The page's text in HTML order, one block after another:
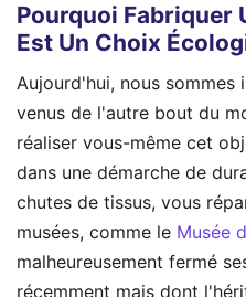
Pourquoi Fabriquer
Est Un Choix
Aujourd'hui, nous
venus de l'autre bout du
réaliser vous-même cet
dans une démarche de
chutes de tissus, vous
musées, comme le Musée
malheureusement fermé
récemment mais dont